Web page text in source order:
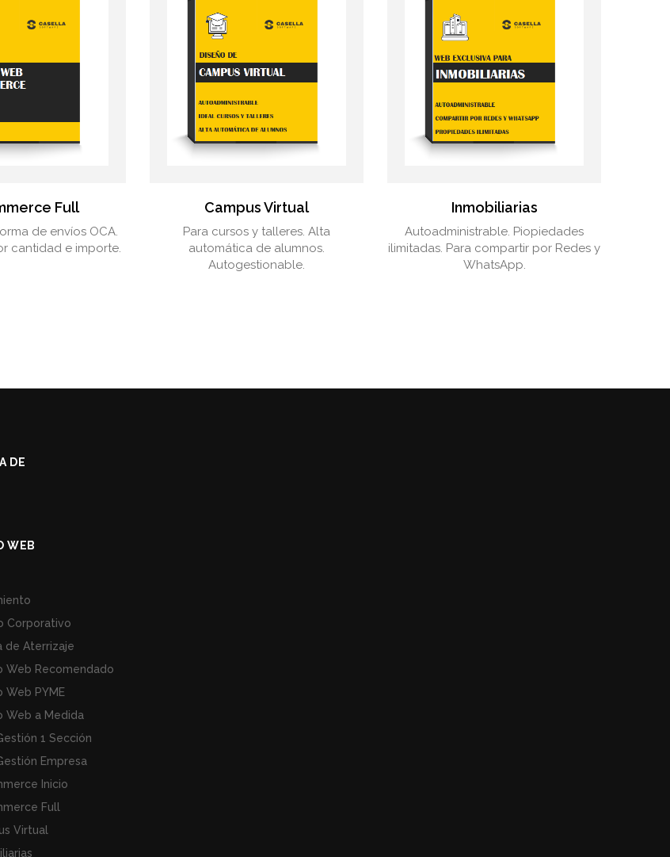
Full
de envíos OCA.
cantidad e importe.
Campus Virtual
Para cursos y talleres. Alta
automática de alumnos.
Autogestionable.
Inmobiliarias
Autoadministrable. Piopiedades
ilimitadas. Para compartir por Redes y
WhatsApp.
DE
WEB
Corporativo
de Aterrizaje
Web Recomendado
Web PYME
Web a Medida
1 Sección
Empresa
Inicio
Full
Virtual